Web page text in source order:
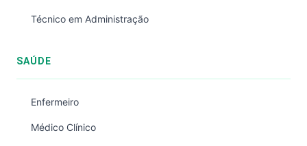
Técnico em Administração
SAÚDE
Enfermeiro
Médico Clínico